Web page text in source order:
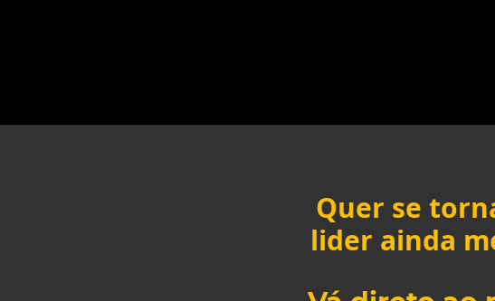
Quer se
lider ainda